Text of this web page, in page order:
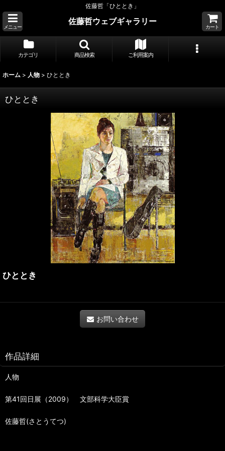
佐藤哲「ひととき」
メニュー
佐藤哲ウェブギャラリー
カート
カテゴリ 商品検索 ご利用案内
ホーム > 人物 > ひととき
ひととき
ひととき
お問い合わせ
作品詳細
人物
第41回日展（2009） 文部科学大臣賞
佐藤哲(さとうてつ)